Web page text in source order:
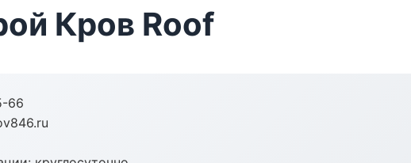
Кров Roof
66